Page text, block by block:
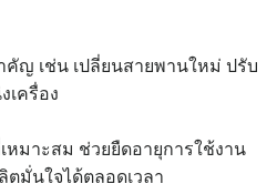
คัญ เช่น เปลี่ยนสายพานใหม่ ปรับ
เครื่อง
หมาะสม ช่วยยืดอายุการใช้งาน
ตมั่นใจได้ตลอดเวลา